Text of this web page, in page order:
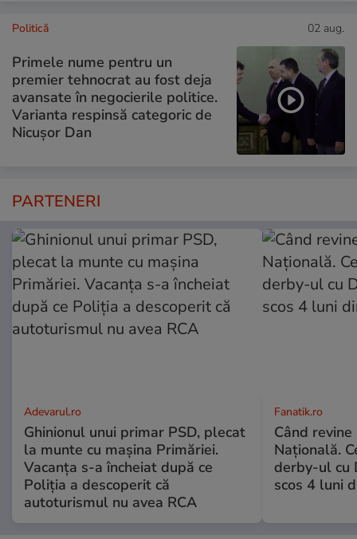
Politică 02 aug.
Primele nume pentru un
premier tehnocrat au fost deja
avansate în negocierile politice.
Varianta respinsă categoric de
Nicușor Dan
PARTENERI
Adevarul.ro
Ghinionul unui primar PSD, plecat
la munte cu mașina Primăriei.
Vacanța s-a încheiat după ce
Poliția a descoperit că
autoturismul nu avea RCA
Fanatik.ro
Când
Națională.
derby-ul cu
scos 4 luni